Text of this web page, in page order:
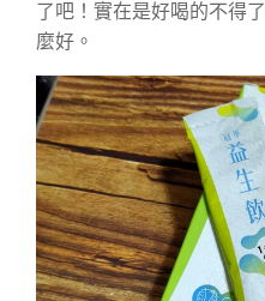
了吧！實在是好喝的不得
麼好。